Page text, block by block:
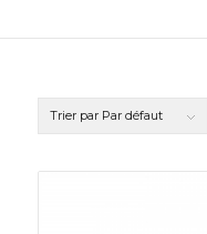
Trier par Par défaut